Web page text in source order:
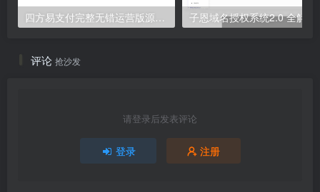
四方易支付完整无错运营版源码,内置易支付/码支付/微信支付/支付宝接口
评论 抢沙发
请登录后发表评论
登录 注册